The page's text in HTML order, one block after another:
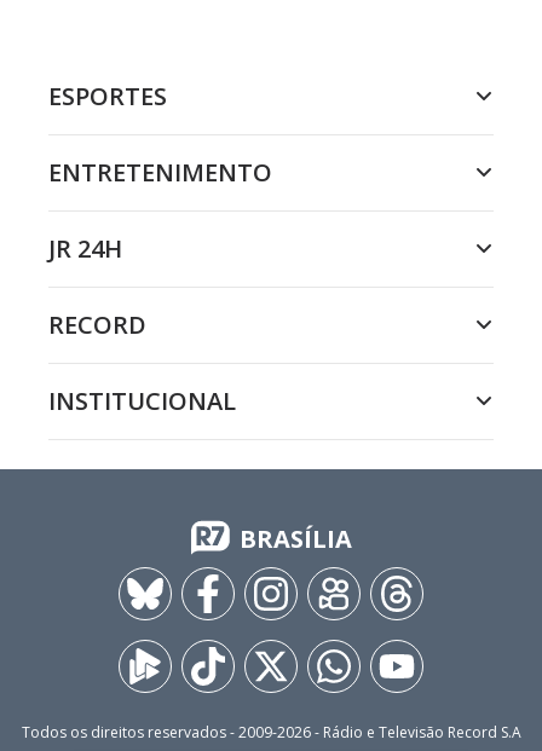
ESPORTES
ENTRETENIMENTO
JR 24H
RECORD
INSTITUCIONAL
BRASÍLIA
Todos os direitos reservados - 2009-2026- Rádio e Televisão Record S.A